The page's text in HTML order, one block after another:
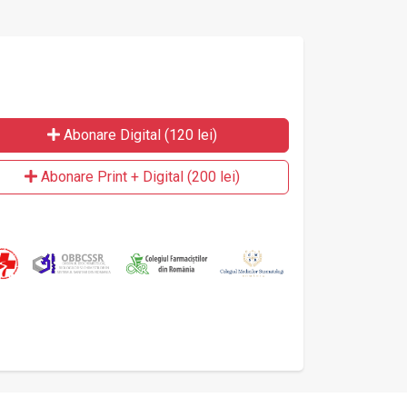
Abonare Digital (120 lei)
Abonare Print + Digital (200 lei)